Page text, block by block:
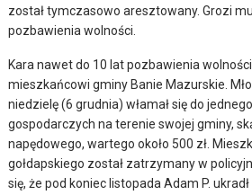
został tymczasowo aresztowany. Grozi
pozbawienia wolności.
Kara nawet do 10 lat pozbawienia
mieszkańcowi gminy Banie Mazurskie.
niedzielę (6 grudnia) włamał się do
gospodarczych na terenie swojej gminy,
napędowego, wartego około 500 zł.
gołdapskiego został zatrzymany w
się, że pod koniec listopada Adam P.